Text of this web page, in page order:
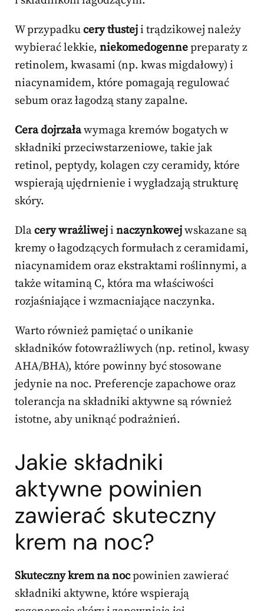
W przypadkucery tłusteji trądzikowej należy
wybierać lekkie, niekomedogennepreparaty z
retinolem, kwasami (np. kwas migdałowy) i
niacynamidem, które pomagają regulować
sebum oraz łagodzą stany zapalne.
Cera dojrzaławymaga kremów bogatych w
składniki przeciwstarzeniowe, takie jak
retinol, peptydy, kolagen czy ceramidy, które
wspierają ujędrnienie i wygładzają strukturę
skóry.
Dlacery wrażliweji naczynkowejwskazane są
kremy o łagodzących formułach z ceramidami,
niacynamidem oraz ekstraktami roślinnymi, a
także witaminą C, która ma właściwości
rozjaśniające i wzmacniające naczynka.
Warto również pamiętać o unikanie
składników fotowrażliwych (np. retinol, kwasy
AHA/BHA), które powinny być stosowane
jedynie na noc. Preferencje zapachowe oraz
tolerancja na składniki aktywne są również
istotne, aby uniknąć podrażnień.
Jakie składniki
aktywne powinien
zawierać skuteczny
krem na noc?
Skuteczny krem na nocpowinien zawierać
składniki aktywne, które wspierają